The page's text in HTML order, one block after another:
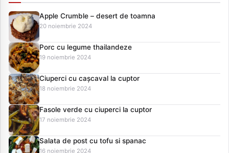
Apple Crumble – desert de toamna
20 noiembrie 2024
Porc cu legume thailandeze
19 noiembrie 2024
Ciuperci cu cașcaval la cuptor
18 noiembrie 2024
Fasole verde cu ciuperci la cuptor
17 noiembrie 2024
Salata de post cu tofu si spanac
16 noiembrie 2024